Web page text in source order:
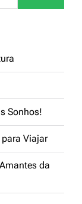
Sonhos!
Viajar
da